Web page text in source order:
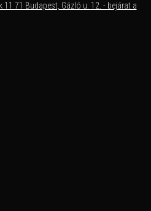
11 71 Budapest, Gázló u. 12. - bejárat a